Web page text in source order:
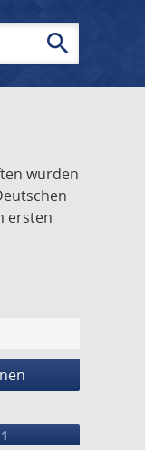
search
wurden
ersten
1